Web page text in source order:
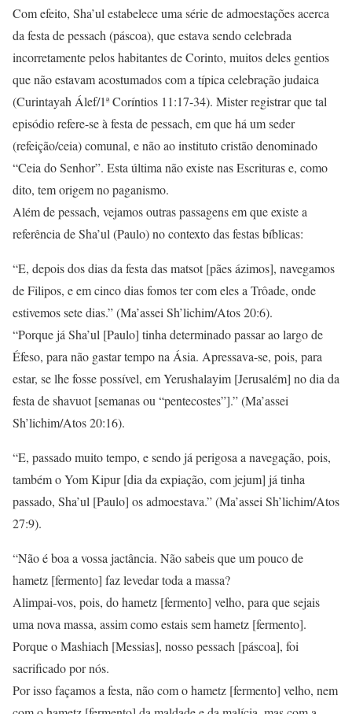
Com efeito, Sha’ul estabelece uma série de admoestações acerca
da festa de pessach (páscoa), que estava sendo celebrada
incorretamente pelos habitantes de Corinto, muitos deles gentios
que não estavam acostumados com a típica celebração judaica
(Curintayah Álef/1ª Coríntios 11:17-34). Mister registrar que tal
episódio refere-se à festa de pessach, em que há um seder
(refeição/ceia) comunal, e não ao instituto cristão denominado
“Ceia do Senhor”. Esta última não existe nas Escrituras e, como
dito, tem origem no paganismo.
Além de pessach, vejamos outras passagens em que existe a
referência de Sha’ul (Paulo) no contexto das festas bíblicas:
“E, depois dos dias da festa das matsot [pães ázimos], navegamos
de Filipos, e em cinco dias fomos ter com eles a Trôade, onde
estivemos sete dias.” (Ma’assei Sh’lichim/Atos 20:6).
“Porque já Sha’ul [Paulo] tinha determinado passar ao largo de
Éfeso, para não gastar tempo na Ásia. Apressava-se, pois, para
estar, se lhe fosse possível, em Yerushalayim [Jerusalém] no dia da
festa de shavuot [semanas ou “pentecostes”].” (Ma’assei
Sh’lichim/Atos 20:16).
“E, passado muito tempo, e sendo já perigosa a navegação, pois,
também o Yom Kipur [dia da expiação, com jejum] já tinha
passado, Sha’ul [Paulo] os admoestava.” (Ma’assei Sh’lichim/Atos
27:9).
“Não é boa a vossa jactância. Não sabeis que um pouco de
hametz [fermento] faz levedar toda a massa?
Alimpai-vos, pois, do hametz [fermento] velho, para que sejais
uma nova massa, assim como estais sem hametz [fermento].
Porque o Mashiach [Messias], nosso pessach [páscoa], foi
sacrificado por nós.
Por isso façamos a festa, não com o hametz [fermento] velho, nem